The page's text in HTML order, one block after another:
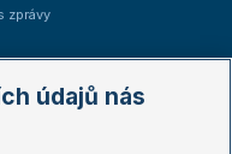
zprávy
údajů nás